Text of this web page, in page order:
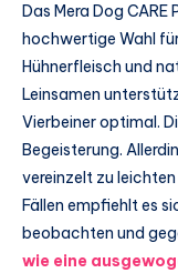
Das Mera Dog
hochwertige Wahl
Hühnerfleisch und
Leinsamen
Vierbeiner optimal.
Begeisterung.
vereinzelt zu
Fällen empfiehlt es
beobachten und
wie eine